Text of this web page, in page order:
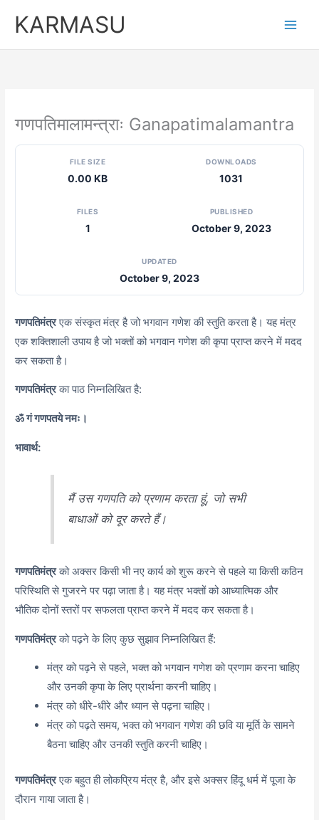
KARMASU
गणपतिमालामन्त्राः Ganapatimalamantra
FILE SIZE
0.00 KB
DOWNLOADS
1031
FILES
1
PUBLISHED
October 9, 2023
UPDATED
October 9, 2023
गणपतिमंत्रएक संस्कृत मंत्र है जो भगवान गणेश की स्तुति करता है। यह मंत्र
एक शक्तिशाली उपाय है जो भक्तों को भगवान गणेश की कृपा प्राप्त करने में मदद
कर सकता है।
गणपतिमंत्रका पाठ निम्नलिखित है:
ॐ गं गणपतये नमः।
भावार्थ:
मैं उस गणपति को प्रणाम करता हूं, जो सभी
बाधाओं को दूर करते हैं।
गणपतिमंत्रको अक्सर किसी भी नए कार्य को शुरू करने से पहले या किसी कठिन
परिस्थिति से गुजरने पर पढ़ा जाता है। यह मंत्र भक्तों को आध्यात्मिक और
भौतिक दोनों स्तरों पर सफलता प्राप्त करने में मदद कर सकता है।
गणपतिमंत्रको पढ़ने के लिए कुछ सुझाव निम्नलिखित हैं:
मंत्र को पढ़ने से पहले, भक्त को भगवान गणेश को प्रणाम करना चाहिए
और उनकी कृपा के लिए प्रार्थना करनी चाहिए।
मंत्र को धीरे-धीरे और ध्यान से पढ़ना चाहिए।
मंत्र को पढ़ते समय, भक्त को भगवान गणेश की छवि या मूर्ति के सामने
बैठना चाहिए और उनकी स्तुति करनी चाहिए।
गणपतिमंत्रएक बहुत ही लोकप्रिय मंत्र है, और इसे अक्सर हिंदू धर्म में पूजा के
दौरान गाया जाता है।